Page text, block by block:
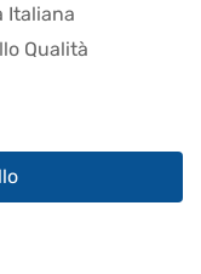
Italiana
Qualità